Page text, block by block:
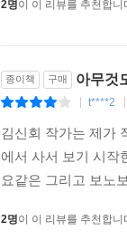
2명이 이 리뷰를 추천합니
종이책 구매 아무것
t****2
김신회 작가는 제가
에서 사서 보기 시작
요같은 그리고 보노
2명이 이 리뷰를 추천합니